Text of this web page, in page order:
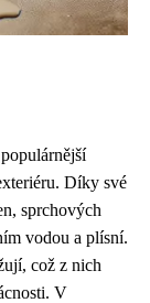
Díky své
sprchových
vodou a plísní.
což z nich
V